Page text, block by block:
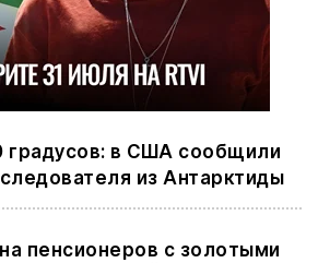
градусов: в США сообщили
из Антарктиды
пенсионеров с золотыми